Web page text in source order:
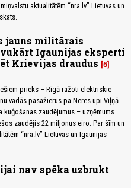
aktualitātēm “nra.lv” Lietuvas un
jauns militārais
Igaunijas eksperti
Krievijas draudus 5
prieks – Rīgā ražoti elektriskie
vadās pasažierus pa Neres upi Viļņā.
kuģošanas zaudējumus – uzņēmums
zaudējis 22 miljonus eiro. Par šīm un
“nra.lv” Lietuvas un Igaunijas
nav spēka uzbrukt